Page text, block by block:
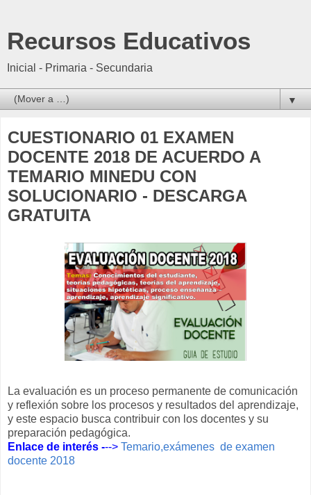
Recursos Educativos
Inicial - Primaria - Secundaria
▼
CUESTIONARIO 01 EXAMEN
DOCENTE 2018 DE ACUERDO A
TEMARIO MINEDU CON
SOLUCIONARIO - DESCARGA
GRATUITA
La evaluación es un proceso permanente de comunicación
y reflexión sobre los procesos y resultados del aprendizaje,
y este espacio busca contribuir con los docentes y su
preparación pedagógica.
Enlace de interés ---> Temario,exámenes de examen
docente 2018